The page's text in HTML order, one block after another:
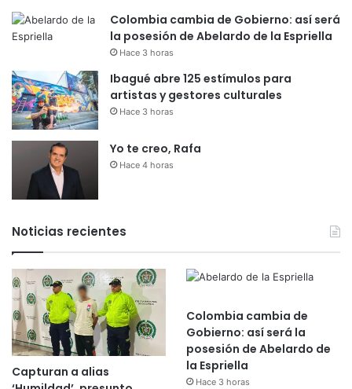
Colombia cambia de Gobierno: así será
la posesión de Abelardo de la Espriella
Hace 3 horas
Ibagué abre 125 estímulos para
artistas y gestores culturales
Hace 3 horas
Yo te creo, Rafa
Hace 4 horas
Noticias recientes
Capturan a alias
Colombia cambia de
Gobierno: así será la
posesión de Abelardo de
la Espriella
Hace 3 horas